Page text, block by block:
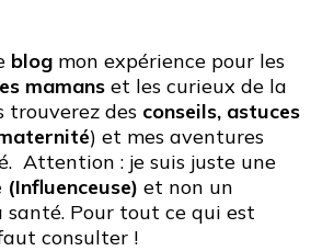
blog mon expérience pour les
mamans et les curieux de la
trouverez des conseils, astuces
) et mes aventures
Attention : je suis juste une
et non un
santé. Pour tout ce qui est
consulter !